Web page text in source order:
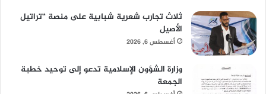
ثلاث تجارب شعرية شبابية على منصة “تراتيل
الأصيل
أغسطس 6, 2026
وزارة الشؤون الإسلامية تدعو إلى توحيد خطبة
الجمعة